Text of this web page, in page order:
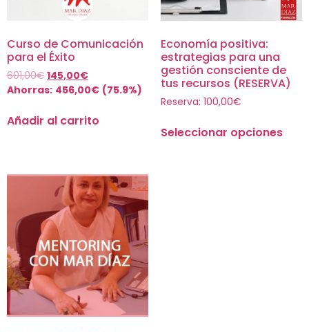
Curso de Comunicación
para el Éxito
601,00€ 145,00€
Ahorras: 456,00€ (75.9%)
Añadir al carrito
Economía positiva:
estrategias para una
gestión consciente de
tus recursos (RESERVA)
Reserva: 100,00€
Seleccionar opciones